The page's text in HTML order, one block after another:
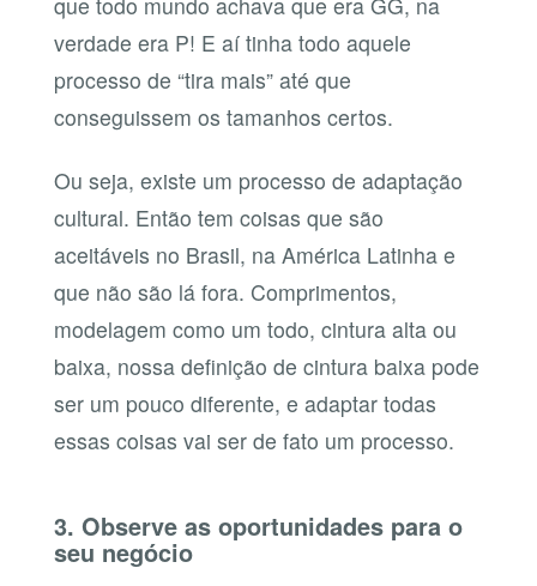
verdade era P! E aí tinha todo aquele
processo de “tira mais” até que
conseguissem os tamanhos certos.
Ou seja, existe um processo de adaptação
cultural. Então tem coisas que são
aceitáveis no Brasil, na América Latinha e
que não são lá fora. Comprimentos,
modelagem como um todo, cintura alta ou
baixa, nossa definição de cintura baixa pode
ser um pouco diferente, e adaptar todas
essas coisas vai ser de fato um processo.
3. Observe as oportunidades para o
seu negócio